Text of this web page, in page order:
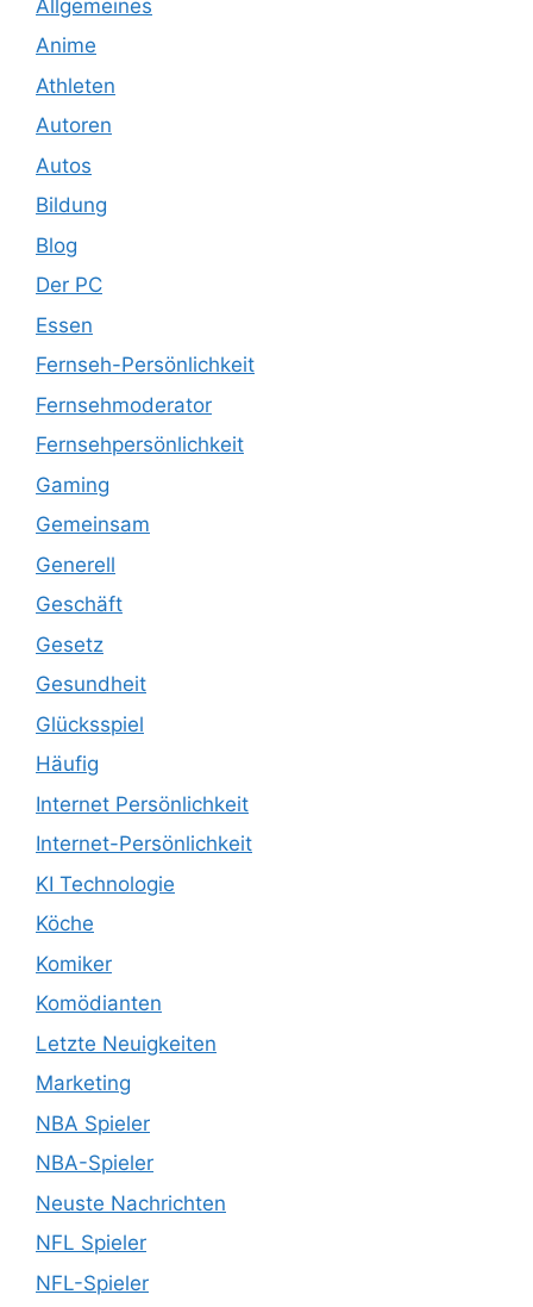
Allgemeines
Anime
Athleten
Autoren
Autos
Bildung
Blog
Der PC
Essen
Fernseh-Persönlichkeit
Fernsehmoderator
Fernsehpersönlichkeit
Gaming
Gemeinsam
Generell
Geschäft
Gesetz
Gesundheit
Glücksspiel
Häufig
Internet Persönlichkeit
Internet-Persönlichkeit
KI Technologie
Köche
Komiker
Komödianten
Letzte Neuigkeiten
Marketing
NBA Spieler
NBA-Spieler
Neuste Nachrichten
NFL Spieler
NFL-Spieler